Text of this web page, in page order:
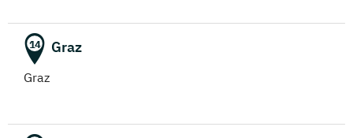
14 Graz
Graz